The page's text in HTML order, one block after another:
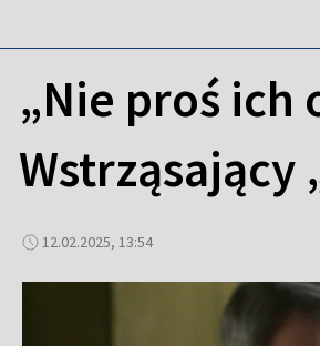
„Nie proś ich
Wstrząsający
12.02.2025, 13:54